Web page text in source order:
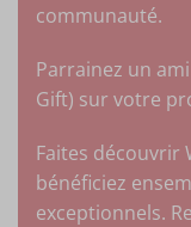
communauté.
Parrainez un
Gift) sur votre
Faites découvrir
bénéficiez
exceptionnels.